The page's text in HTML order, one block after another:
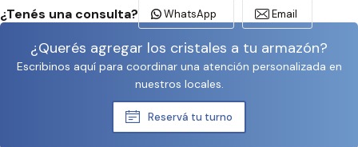
¿Tenés una consulta? WhatsApp Email
¿Querés agregar los cristales a tu armazón?
Escribinos aquí para coordinar una atención personalizada en
nuestros locales.
Reservá tu turno